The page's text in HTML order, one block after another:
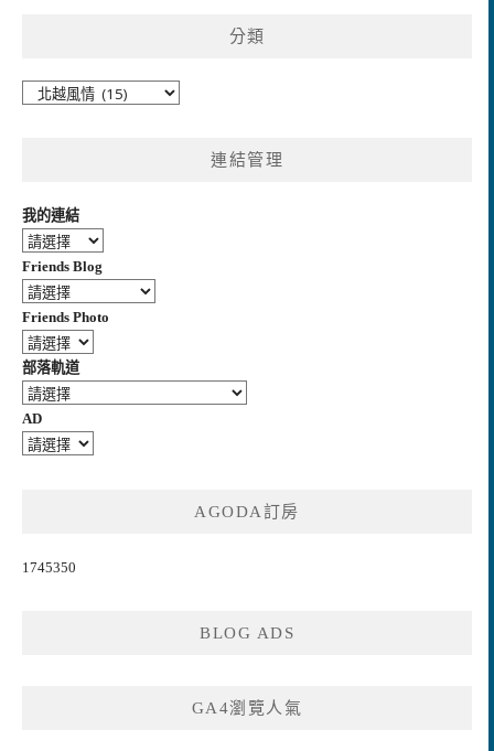
分類
連結管理
我的連結
Friends Blog
Friends Photo
部落軌道
AD
AGODA訂房
1745350
BLOG ADS
GA4瀏覽人氣